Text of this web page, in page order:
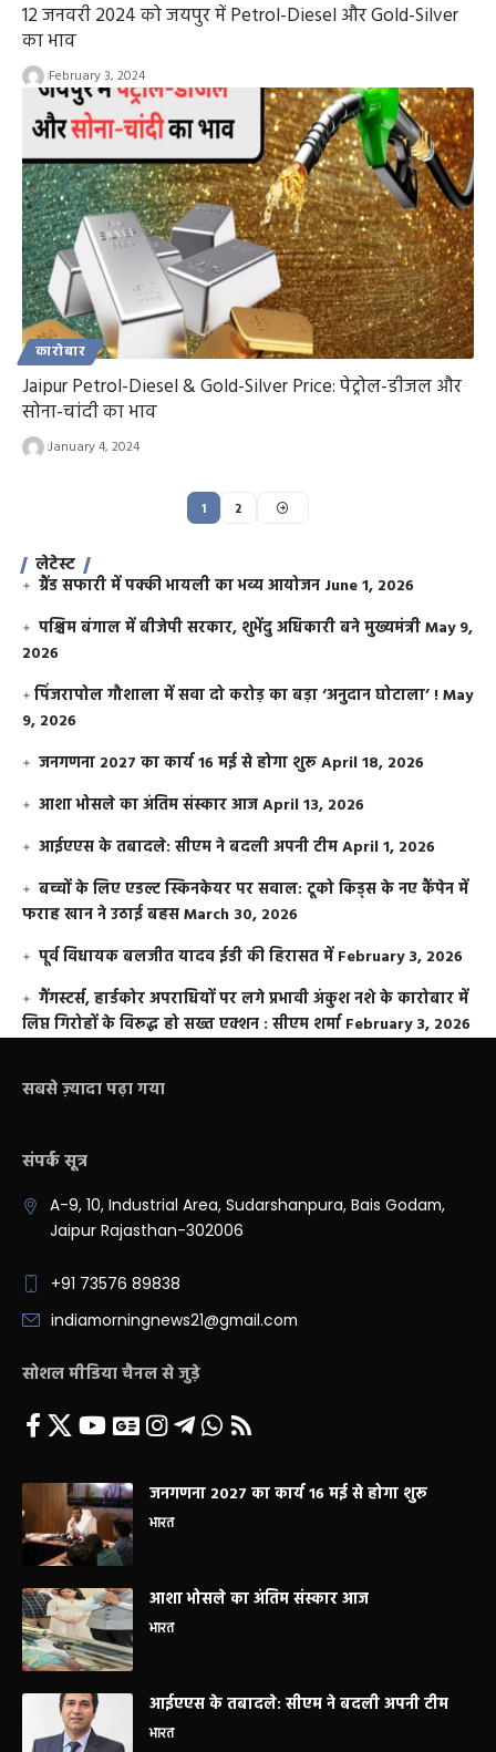
12 जनवरी 2024 को जयपुर में Petrol-Diesel और Gold-Silver
का भाव
February 3, 2024
कारोबार
Jaipur Petrol-Diesel & Gold-Silver Price: पेट्रोल-डीजल और
सोना-चांदी का भाव
January 4, 2024
1 2
लेटेस्ट
ग्रैंड सफारी में पक्की भायली का भव्य आयोजन June 1, 2026
पश्चिम बंगाल में बीजेपी सरकार, शुभेंदु अधिकारी बने मुख्यमंत्रीMay 9,
2026
​पिंजरापोल गौशाला में सवा दो करोड़ का बड़ा ‘अनुदान घोटाला’ !May
9, 2026
जनगणना 2027 का कार्य 16 मई से होगा शुरूApril 18, 2026
आशा भोसले का अंतिम संस्कार आजApril 13, 2026
आईएएस के तबादले: सीएम ने बदली अपनी टीमApril 1, 2026
बच्चों के लिए एडल्ट स्किनकेयर पर सवाल: टूको किड्स के नए कैंपेन में
फराह खान ने उठाई बहसMarch 30, 2026
पूर्व विधायक बलजीत यादव ईडी की हिरासत में February 3, 2026
गैंगस्टर्स, हार्डकोर अपराधियों पर लगे प्रभावी अंकुश नशे के कारोबार में
लिप्त गिरोहों के विरूद्ध हो सख्त एक्शन : सीएम शर्मा February 3, 2026
सबसे ज़्यादा पढ़ा गया
संपर्क सूत्र
A-9, 10, Industrial Area, Sudarshanpura, Bais Godam,
Jaipur Rajasthan-302006
+91 73576 89838
indiamorningnews21@gmail.com
सोशल मीडिया चैनल से जुड़े
जनगणना 2027 का कार्य 16 मई से होगा शुरू
भारत
आशा भोसले का अंतिम संस्कार आज
भारत
आईएएस के तबादले: सीएम ने बदली अपनी टीम
भारत